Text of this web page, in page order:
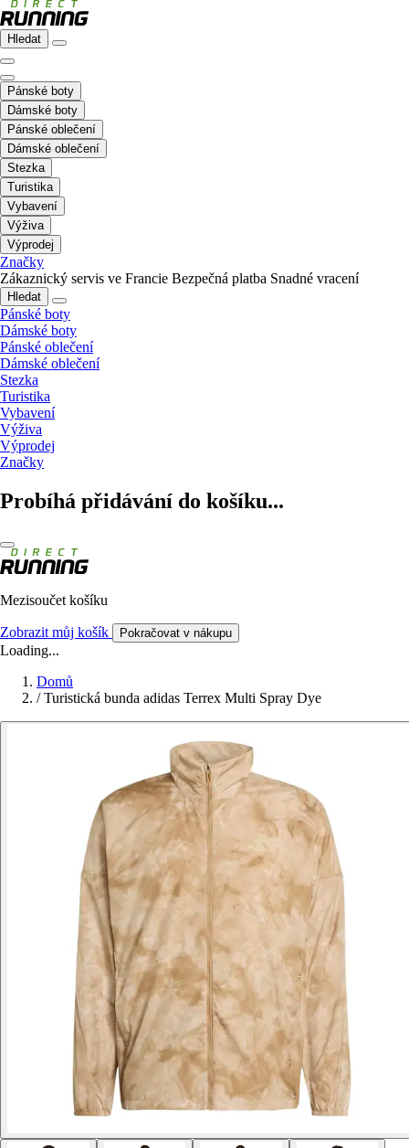
Hledat
Pánské boty
Dámské boty
Pánské oblečení
Dámské oblečení
Stezka
Turistika
Vybavení
Výživa
Výprodej
Značky
Zákaznický servis ve Francie Bezpečná platba Snadné vracení
Hledat
Pánské boty
Dámské boty
Pánské oblečení
Dámské oblečení
Stezka
Turistika
Vybavení
Výživa
Výprodej
Značky
Probíhá přidávání do košíku...
Mezisoučet košíku
Zobrazit můj košík Pokračovat v nákupu
Loading...
Domů
/ Turistická bunda adidas Terrex Multi Spray Dye